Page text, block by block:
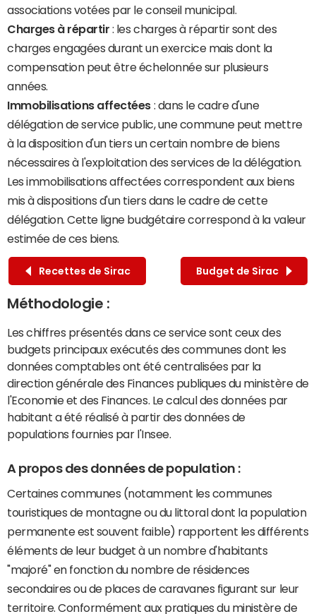
associations votées par le conseil municipal.
Charges à répartir : les charges à répartir sont des
charges engagées durant un exercice mais dont la
compensation peut être échelonnée sur plusieurs
années.
Immobilisations affectées : dans le cadre d'une
délégation de service public, une commune peut mettre
à la disposition d'un tiers un certain nombre de biens
nécessaires à l'exploitation des services de la délégation.
Les immobilisations affectées correspondent aux biens
mis à dispositions d'un tiers dans le cadre de cette
délégation. Cette ligne budgétaire correspond à la valeur
estimée de ces biens.
Recettes de Sirac Budget de Sirac
Méthodologie :
Les chiffres présentés dans ce service sont ceux des
budgets principaux exécutés des communes dont les
données comptables ont été centralisées par la
direction générale des Finances publiques du ministère de
l'Economie et des Finances. Le calcul des données par
habitant a été réalisé à partir des données de
populations fournies par l'Insee.
A propos des données de population :
Certaines communes (notamment les communes
touristiques de montagne ou du littoral dont la population
permanente est souvent faible) rapportent les différents
éléments de leur budget à un nombre d'habitants
"majoré" en fonction du nombre de résidences
secondaires ou de places de caravanes figurant sur leur
territoire. Conformément aux pratiques du ministère de